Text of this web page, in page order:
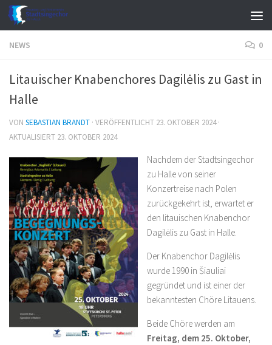
Zum Inhalt springen
NEWS 0
Litauischer Knabenchores Dagilėlis zu Gast in
Halle
VON SEBASTIAN BRANDT · VERÖFFENTLICHT 23. OKTOBER 2024·
AKTUALISIERT 23. OKTOBER 2024
Nachdem der Stadtsingechor
zu Halle von seiner
Konzertreise nach Polen
zurückgekehrt ist, erwartet er
den litauischen Knabenchor
Dagilėlis zu Gast in Halle.
Der Knabenchor Dagilėlis
wurde 1990 in Šiauliai
gegründet und ist einer der
bekanntesten Chöre Litauens.
Beide Chöre werden am
Freitag, dem 25. Oktober,